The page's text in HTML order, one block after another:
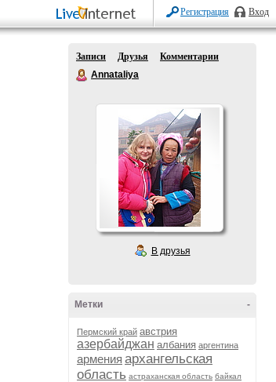
Регистрация Вход
Записи Друзья
Комментарии
Annataliya
В друзья
-
Метки
Пермский край австрия
азербайджан албания аргентина
армения архангельская
область астраханская область байкал